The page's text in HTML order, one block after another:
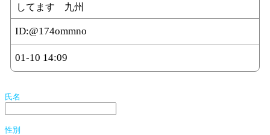
してます 九州
ID:@174ommno
01-10 14:09
氏名
性別